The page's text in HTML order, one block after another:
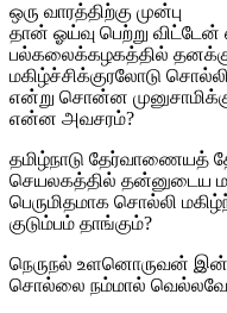
ஒரு வாரத்திற்கு முன்பு
தான் ஓய்வு பெற்று விட்டேன்
பல்கலைக்கழகத்தில் தனக்கு
மகிழ்ச்சிக்குரலோடு சொல்லி
என்று சொன்ன முனுசாமிக்கு
என்ன அவசரம்?
தமிழ்நாடு தேர்வாணையத்
செயலகத்தில் தன்னுடைய
பெருமிதமாக சொல்லி
குடும்பம் தாங்கும்?
நெருநல் உளனொருவன்
சொல்லை நம்மால் வெல்லவே